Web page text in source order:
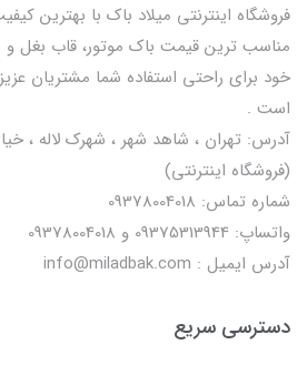
فروشگاه اینترنتی میلاد باک با بهترین
مناسب ترین قیمت باک موتور، قاب بغل
خود برای راحتی استفاده شما مشتریان
است .
(فروشگاه اینترنتی)
شماره تماس: 09378004018
واتساپ: 09375313944 و 09378004018
آدرس ایمیل : info@miladbak.com
دسترسی سریع